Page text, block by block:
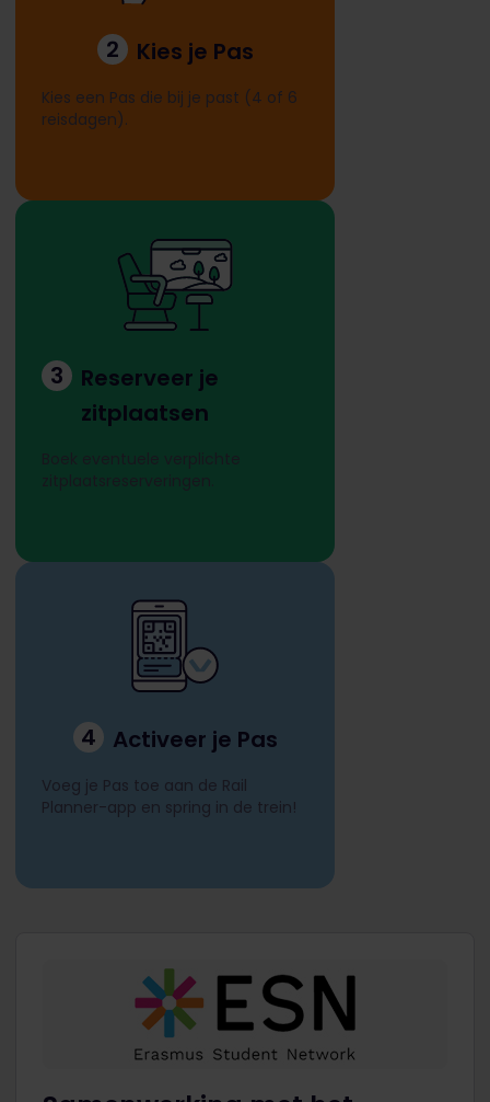
2 Kies je Pas
Kies een Pas die bij je past (4 of 6
reisdagen).
3
Reserveer je
zitplaatsen
Boek eventuele verplichte
zitplaatsreserveringen.
4 Activeer je Pas
Voeg je Pas toe aan de Rail
Planner-app en spring in de trein!